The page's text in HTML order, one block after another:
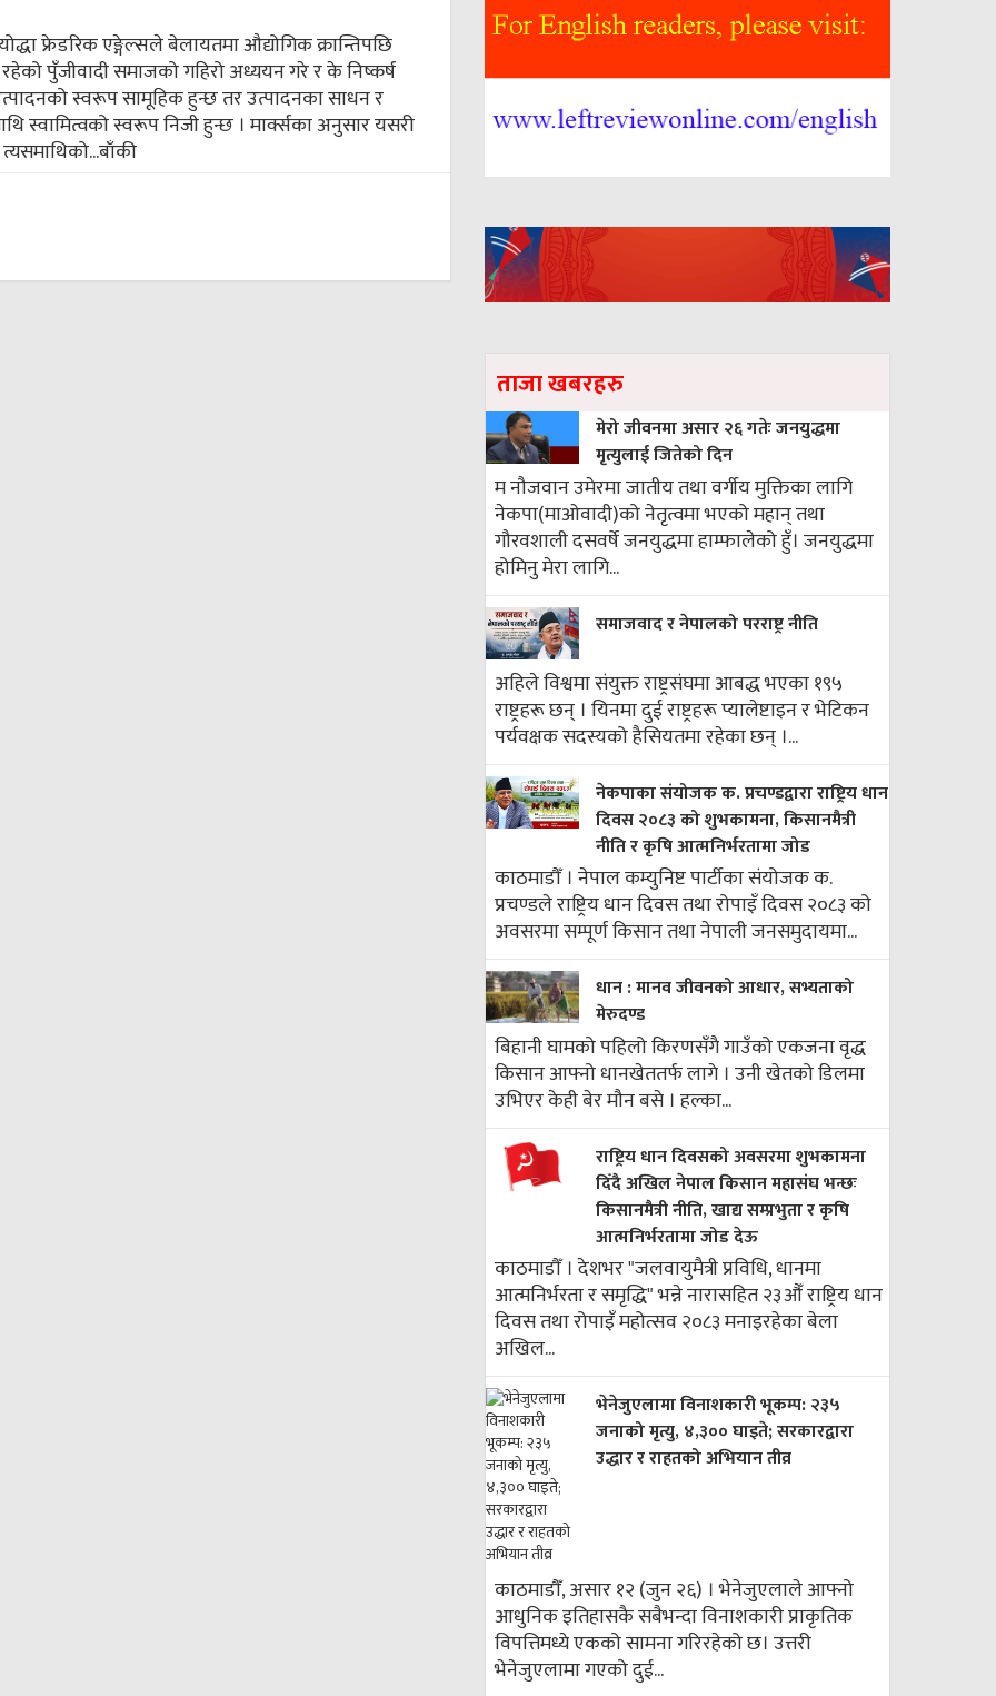
फ्रेडरिक एङ्गेल्सले बेलायतमा औद्योगिक क्रान्तिपछि
रहेको पुँजीवादी समाजको गहिरो अध्ययन गरे र के निष्कर्ष
स्वरूप सामूहिक हुन्छ तर उत्पादनका साधन र
स्वामित्वको स्वरूप निजी हुन्छ । मार्क्सका अनुसार यसरी
बाँकी
ताजा खबरहरु
मेरो जीवनमा असार २६ गतेः जनयुद्धमा
मृत्युलाई जितेको दिन
म नौजवान उमेरमा जातीय तथा वर्गीय मुक्तिका लागि
नेकपा(माओवादी)को नेतृत्वमा भएको महान् तथा
गौरवशाली दसवर्षे जनयुद्धमा हाम्फालेको हुँ। जनयुद्धमा
होमिनु मेरा लागि...
समाजवाद र नेपालको परराष्ट्र नीति
अहिले विश्वमा संयुक्त राष्ट्रसंघमा आबद्ध भएका १९५
राष्ट्रहरू छन् । यिनमा दुई राष्ट्रहरू प्यालेष्टाइन र भेटिकन
पर्यवक्षक सदस्यको हैसियतमा रहेका छन् ।...
नेकपाका संयोजक क. प्रचण्डद्वारा राष्ट्रिय धान
दिवस २०८३ को शुभकामना, किसानमैत्री
नीति र कृषि आत्मनिर्भरतामा जोड
काठमाडौँ । नेपाल कम्युनिष्ट पार्टीका संयोजक क.
प्रचण्डले राष्ट्रिय धान दिवस तथा रोपाइँ दिवस २०८३ को
अवसरमा सम्पूर्ण किसान तथा नेपाली जनसमुदायमा...
धान : मानव जीवनको आधार, सभ्यताको
मेरुदण्ड
बिहानी घामको पहिलो किरणसँगै गाउँको एकजना वृद्ध
किसान आफ्नो धानखेततर्फ लागे । उनी खेतको डिलमा
उभिएर केही बेर मौन बसे । हल्का...
राष्ट्रिय धान दिवसको अवसरमा शुभकामना
दिँदै अखिल नेपाल किसान महासंघ भन्छः
किसानमैत्री नीति, खाद्य सम्प्रभुता र कृषि
आत्मनिर्भरतामा जोड देऊ
काठमाडौँ । देशभर "जलवायुमैत्री प्रविधि, धानमा
आत्मनिर्भरता र समृद्धि" भन्ने नारासहित २३औँ राष्ट्रिय धान
दिवस तथा रोपाइँ महोत्सव २०८३ मनाइरहेका बेला
अखिल...
भेनेजुएलामा विनाशकारी भूकम्प: २३५
जनाको मृत्यु, ४,३०० घाइते; सरकारद्वारा
उद्धार र राहतको अभियान तीव्र
काठमाडौँ, असार १२ (जुन २६) । भेनेजुएलाले आफ्नो
आधुनिक इतिहासकै सबैभन्दा विनाशकारी प्राकृतिक
विपत्तिमध्ये एकको सामना गरिरहेको छ। उत्तरी
भेनेजुएलामा गएको दुई...